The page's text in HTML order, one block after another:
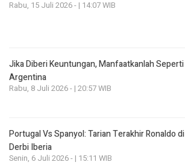
Rabu, 15 Juli 2026 - | 14:07 WIB
Jika Diberi Keuntungan, Manfaatkanlah Seperti
Argentina
Rabu, 8 Juli 2026 - | 20:57 WIB
Portugal Vs Spanyol: Tarian Terakhir Ronaldo di
Derbi Iberia
Senin, 6 Juli 2026 - | 15:11 WIB